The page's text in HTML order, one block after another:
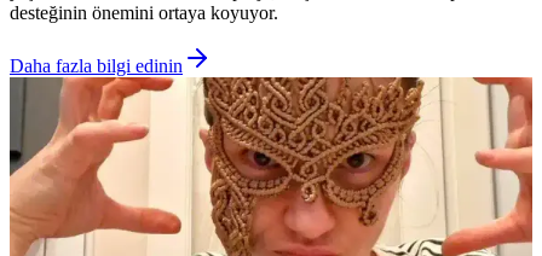
desteğinin önemini ortaya koyuyor.
Daha fazla bilgi edinin